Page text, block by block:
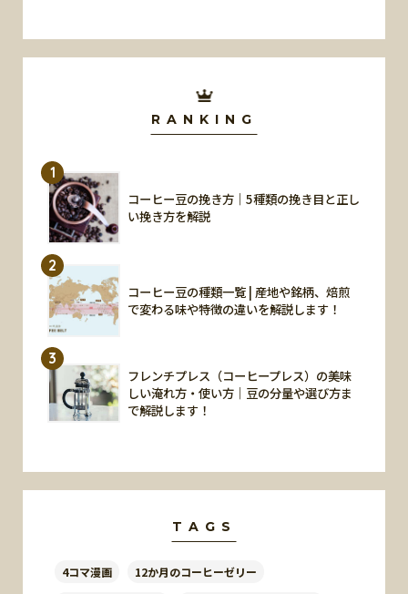
RANKING
1
コーヒー豆の挽き方｜5種類の挽き目と正し
い挽き方を解説
2
コーヒー豆の種類一覧 | 産地や銘柄、焙煎
で変わる味や特徴の違いを解説します！
3
フレンチプレス（コーヒープレス）の美味
しい淹れ方・使い方｜豆の分量や選び方ま
で解説します！
TAGS
4コマ漫画 12か月のコーヒーゼリー